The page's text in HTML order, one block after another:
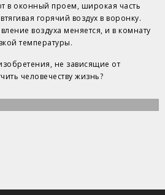
в оконный проем, широкая часть
горячий воздух в воронку.
воздуха меняется, и в комнату
температуры.
не зависящие от
человечеству жизнь?